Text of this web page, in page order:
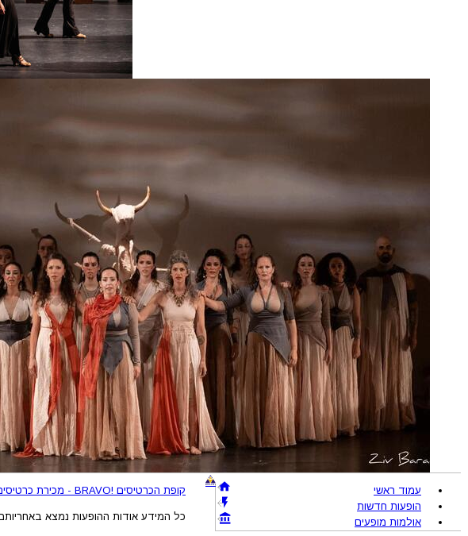
עמוד ראשי
הופעות חדשות
אולמות מופעים
קופת הכרטיסים !BRAVO - מכירת כרטיסים להופעות והצגות © 2005-2026
כל המידע אודות ההופעות נמצא